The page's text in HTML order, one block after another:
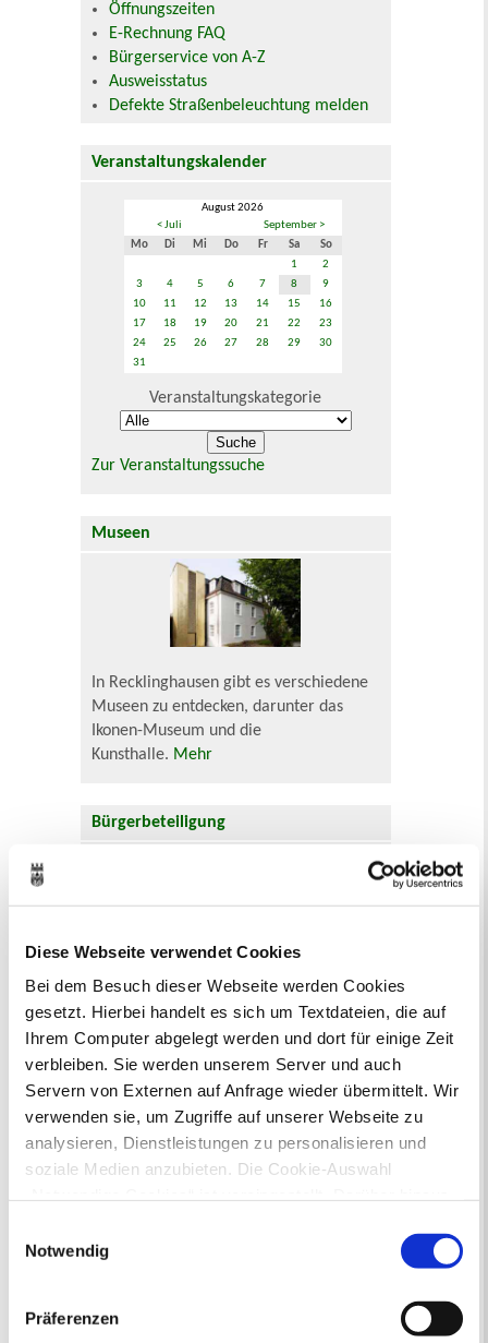
Diese Webseite verwendet Cookies
Bei dem Besuch dieser Webseite werden Cookies
gesetzt. Hierbei handelt es sich um Textdateien, die auf
Ihrem Computer abgelegt werden und dort für einige Zeit
verbleiben. Sie werden unserem Server und auch
Servern von Externen auf Anfrage wieder übermittelt. Wir
verwenden sie, um Zugriffe auf unserer Webseite zu
analysieren, Dienstleistungen zu personalisieren und
soziale Medien anzubieten. Die Cookie-Auswahl
Drittländern (USA) mit unzureichendem
Datenschutzniveau verarbeiten. Es besteht die Gefahr,
dass diese zu Kontroll- und Überwachungszwecken von
anderen missbraucht werden, ohne dass Sie sich mit
Notwendig
Präferenzen
Öffnungszeiten
E-Rechnung FAQ
Bürgerservice von A-Z
Ausweisstatus
Defekte Straßenbeleuchtung melden
Veranstaltungskalender
August 2026
< Juli
September >
Mo
Di Mi Do Fr Sa
So
1
2
3
4 5 6 7 8
9
10
11 12 13 14 15
16
17
18 19 20 21 22
23
24
25 26 27 28 29
30
31
Veranstaltungskategorie
Zur Veranstaltungssuche
Museen
In Recklinghausen gibt es verschiedene
Museen zu entdecken, darunter das
Ikonen-Museum und die
Kunsthalle. Mehr
Bürgerbeteiligung
es Möglichkeiten, sich an
Bebauungsplänen und Änderungen zum
Flächennutzungsplan zu beteiligen.
Aktuelle Bürgerbeteiligungen zu
Bebauungsplänen finden Sie hier.
Aktuelle Bürgerbeteiligungen zu
Flächennutzungsplan-Änderungen finden
Sie hier.
Neu in Recklinghausen
Behinderung